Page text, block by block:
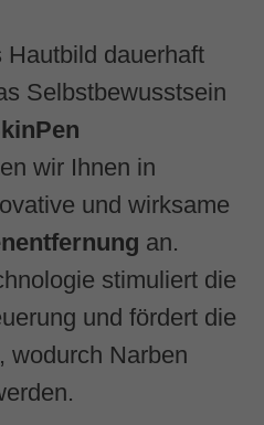
Hautbild dauerhaft
Selbstbewusstsein
wir Ihnen in
und wirksame
an.
stimuliert die
und fördert die
wodurch Narben